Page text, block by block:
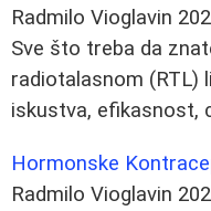
Radmilo Vioglavin
Sve što treba da
radiotalasnom (RTL)
iskustva, efikasnost,
Hormonske
Radmilo Vioglavin